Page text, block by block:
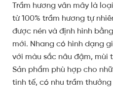
Trầm hương vân mây là
từ 100% trầm hương tự
được nén và định hình
mới. Nhang có hình dạng
với màu sắc nâu đậm, mùi
Sản phẩm phù hợp cho
tinh tế, có nhu trầm